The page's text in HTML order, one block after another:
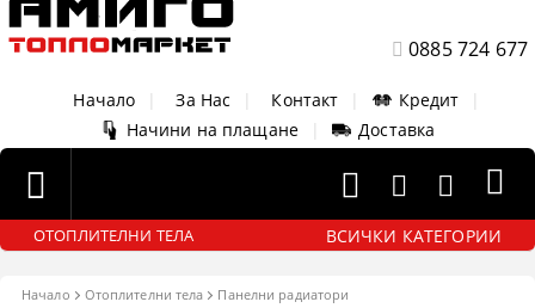
0885 724 677
Начало За Нас Контакт Кредит
Начини на плащане
Доставка
ОТОПЛИТЕЛНИ ТЕЛА ВСИЧКИ КАТЕГОРИИ
Начало Отоплителни тела Панелни радиатори